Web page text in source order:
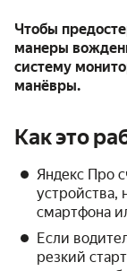
Чтобы
манеры
систему
манёвры.
Как это
Яндекс Про
устройства,
смартфона
Если
резкий